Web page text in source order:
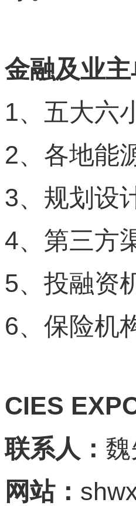
金融及业
1、五大六
2、各地能
3、规划设
4、第三方
5、投融资
6、保险机
CIES
联系人： 魏
网站：